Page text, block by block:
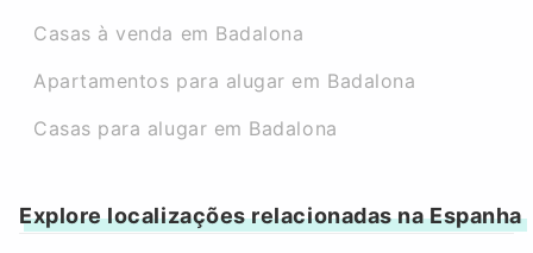
Casas à venda em Badalona
Apartamentos para alugar em Badalona
Casas para alugar em Badalona
Explore localizações relacionadas na Espanha